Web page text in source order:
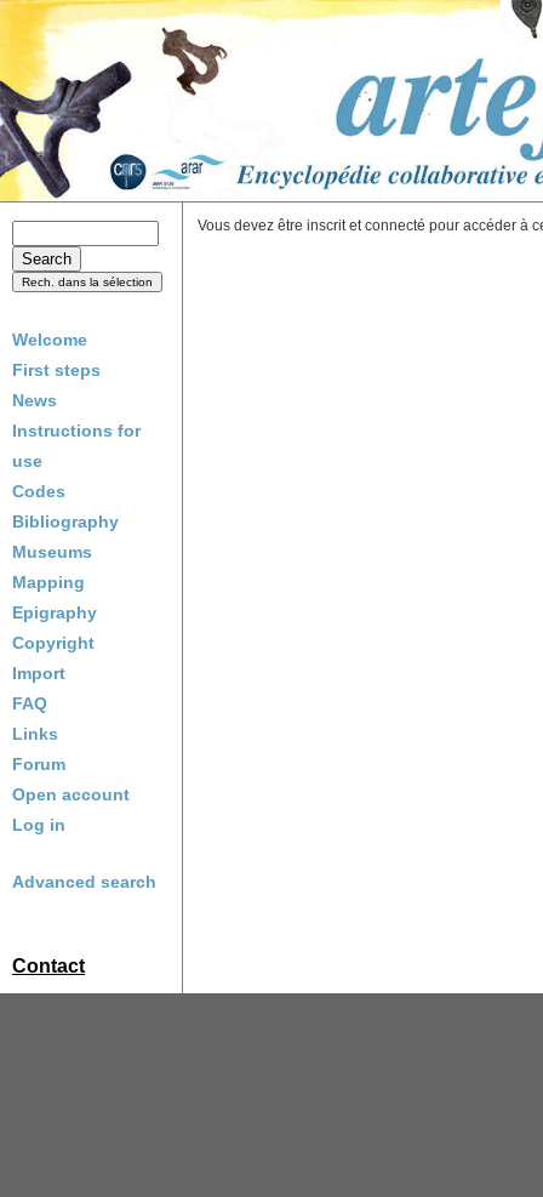
Welcome
First steps
News
Instructions for
use
Codes
Bibliography
Museums
Mapping
Epigraphy
Copyright
Import
FAQ
Links
Forum
Open account
Log in
Advanced search
Contact
Vous devez être inscrit et connecté pour accéder à